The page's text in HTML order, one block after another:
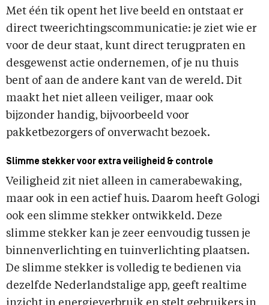
Met één tik opent het live beeld en ontstaat er
direct tweerichtingscommunicatie: je ziet wie er
voor de deur staat, kunt direct terugpraten en
desgewenst actie ondernemen, of je nu thuis
bent of aan de andere kant van de wereld. Dit
maakt het niet alleen veiliger, maar ook
bijzonder handig, bijvoorbeeld voor
pakketbezorgers of onverwacht bezoek.
Slimme stekker voor extra veiligheid & controle
Veiligheid zit niet alleen in camerabewaking,
maar ook in een actief huis. Daarom heeft Gologi
ook een slimme stekker ontwikkeld. Deze
slimme stekker kan je zeer eenvoudig tussen je
binnenverlichting en tuinverlichting plaatsen.
De slimme stekker is volledig te bedienen via
dezelfde Nederlandstalige app, geeft realtime